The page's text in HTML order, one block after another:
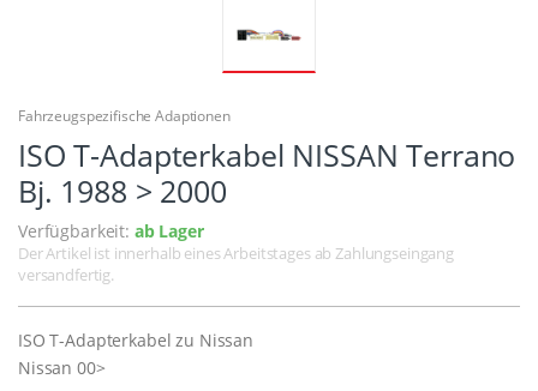
Fahrzeugspezifische Adaptionen
ISO T-Adapterkabel NISSAN Terrano
Bj. 1988 > 2000
Verfügbarkeit: ab Lager
Der Artikel ist innerhalb eines Arbeitstages ab Zahlungseingang
versandfertig.
ISO T-Adapterkabel zu Nissan
Nissan 00>